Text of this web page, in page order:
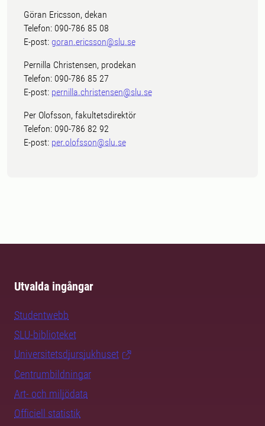
Göran Ericsson, dekan
Telefon: 090-786 85 08
E-post: goran.ericsson@slu.se
Pernilla Christensen, prodekan
Telefon: 090-786 85 27
E-post: pernilla.christensen@slu.se
Per Olofsson, fakultetsdirektör
Telefon: 090-786 82 92
E-post: per.olofsson@slu.se
Utvalda ingångar
Studentwebb
SLU-biblioteket
Universitetsdjursjukhuset
Centrumbildningar
Art- och miljödata
Officiell statistik